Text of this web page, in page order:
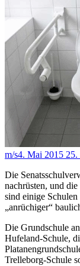
m/s4. Mai 2015
Die
nachrüsten, und
sind einige
„anrüchiger“
Die Grundschule
Hufeland-Schule,
Trelleborg-Schule